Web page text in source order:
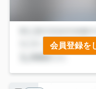
会員登録を